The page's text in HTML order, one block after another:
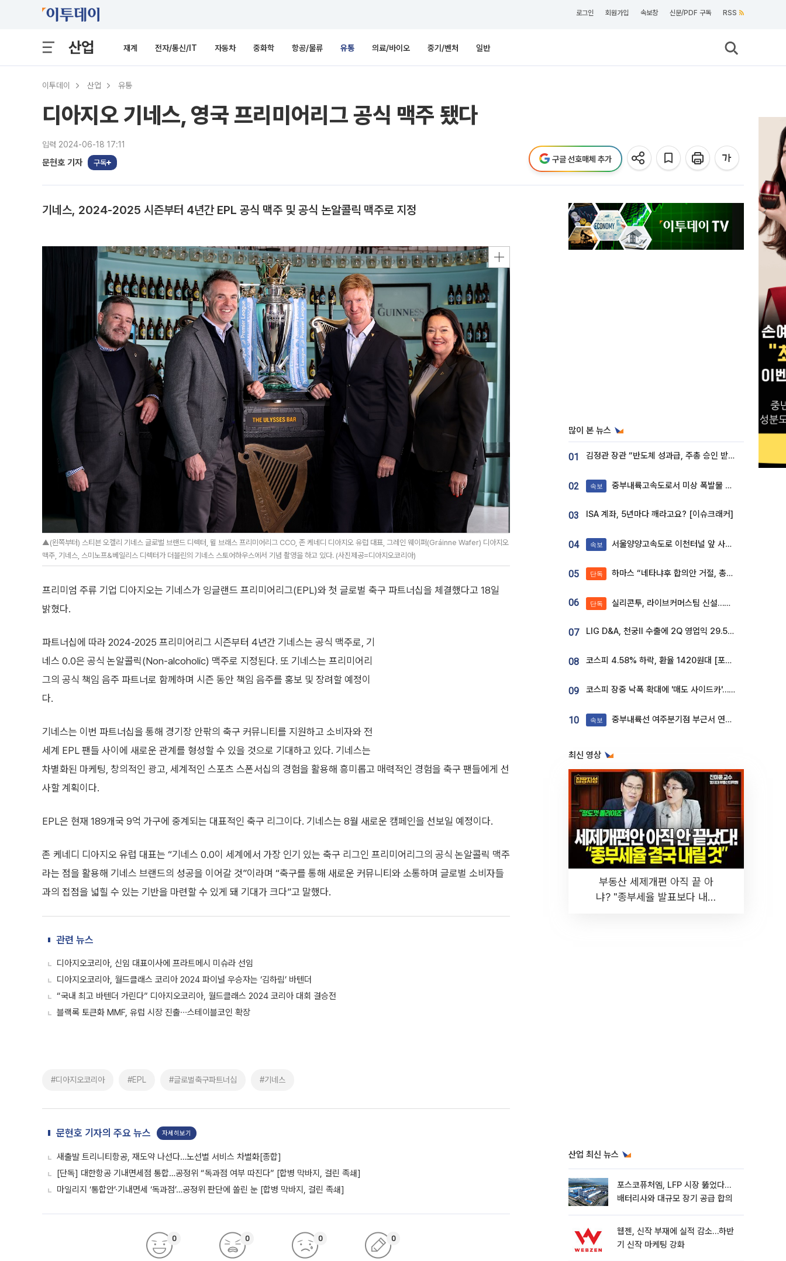
로그인 회원가입 속보창 신문/PDF 구독 RSS
산업 재계 전자/통신/IT 자동차 중화학 항공/물류 유통 의료/바이오 중기/벤처 일반
이투데이 산업 유통
디아지오 기네스, 영국 프리미어리그 공식 맥주 됐다
입력 2024-06-18 17:11
문현호 기자 구독 구글 선호매체 추가
기네스, 2024-2025 시즌부터 4년간 EPL 공식 맥주 및 공식 논알콜릭 맥주로 지정
▲(왼쪽부터) 스티븐 오켈리 기네스 글로벌 브랜드 디렉터, 윌 브래스 프리미어리그 CCO, 존 케네디 디아지오 유럽 대표, 그레인 웨이퍼(Gráinne Wafer) 디아지오
맥주, 기네스, 스미노프&베일리스 디렉터가 더블린의 기네스 스토어하우스에서 기념 촬영을 하고 있다. (사진제공=디아지오코리아)
프리미엄 주류 기업 디아지오는 기네스가 잉글랜드 프리미어리그(EPL)와 첫 글로벌 축구 파트너십을 체결했다고 18일
밝혔다.
파트너십에 따라 2024-2025 프리미어리그 시즌부터 4년간 기네스는 공식 맥주로, 기
네스 0.0은 공식 논알콜릭(Non-alcoholic) 맥주로 지정된다. 또 기네스는 프리미어리
그의 공식 책임 음주 파트너로 함께하며 시즌 동안 책임 음주를 홍보 및 장려할 예정이
다.
기네스는 이번 파트너십을 통해 경기장 안팎의 축구 커뮤니티를 지원하고 소비자와 전
세계 EPL 팬들 사이에 새로운 관계를 형성할 수 있을 것으로 기대하고 있다. 기네스는
차별화된 마케팅, 창의적인 광고, 세계적인 스포츠 스폰서십의 경험을 활용해 흥미롭고 매력적인 경험을 축구 팬들에게 선
사할 계획이다.
EPL은 현재 189개국 9억 가구에 중계되는 대표적인 축구 리그이다. 기네스는 8월 새로운 캠페인을 선보일 예정이다.
존 케네디 디아지오 유럽 대표는 “기네스 0.0이 세계에서 가장 인기 있는 축구 리그인 프리미어리그의 공식 논알콜릭 맥주
라는 점을 활용해 기네스 브랜드의 성공을 이어갈 것”이라며 “축구를 통해 새로운 커뮤니티와 소통하며 글로벌 소비자들
과의 접점을 넓힐 수 있는 기반을 마련할 수 있게 돼 기대가 크다”고 말했다.
관련 뉴스
디아지오코리아, 신임 대표이사에 프라트메시 미슈라 선임
디아지오코리아, 월드클래스 코리아 2024 파이널 우승자는 ‘김하림’ 바텐더
“국내 최고 바텐더 가린다” 디아지오코리아, 월드클래스 2024 코리아 대회 결승전
블랙록 토큰화 MMF, 유럽 시장 진출∙∙∙스테이블코인 확장
#디아지오코리아 #EPL #글로벌축구파트너십 #기네스
문현호 기자의 주요 뉴스 자세히보기
새출발 트리니티항공, 재도약 나선다…노선별 서비스 차별화[종합]
[단독] 대한항공 기내면세점 통합…공정위 “독과점 여부 따진다” [합병 막바지, 걸린 족쇄]
마일리지 ‘통합안’·기내면세 ‘독과점’…공정위 판단에 쏠린 눈 [합병 막바지, 걸린 족쇄]
0 0 0 0
많이 본 뉴스
01 김정관 장관 “반도체 성과급, 주총 승인 받도록”…상법·자본시장법 개정 시사
02 속보 중부내륙고속도로서 미상 폭발물 발견
03 ISA 계좌, 5년마다 깨라고요? [이슈크래커]
04 속보 서울양양고속도로 이천터널 앞 사고 발생
05 단독 하마스 “네타냐후 합의안 거절, 총선 앞두고 시간 끌기”
06 단독 실리콘투, 라이브커머스팀 신설…K뷰티 ‘글로벌 판매망’ 확대[K뷰티 라방戰]
07 LIG D&A, 천궁Ⅱ 수출에 2Q 영업익 29.5%↑…수주잔고 24.6조 [종합]
08 코스피 4.58% 하락, 환율 1420원대 [포토]
09 코스피 장중 낙폭 확대에 '매도 사이드카'…외인 2.8조'팔자'· 개인 3.1조 '사자'
10 속보 중부내륙선 여주분기점 부근서 연이은 추돌사고 발생
최신 영상
부동산 세제개편 아직 끝 아
냐? "종부세율 발표보다 내릴
산업 최신 뉴스
포스코퓨처엠, LFP 시장 뚫었다…
배터리사와 대규모 장기 공급 합의
웹젠, 신작 부재에 실적 감소…하반
기 신작 마케팅 강화